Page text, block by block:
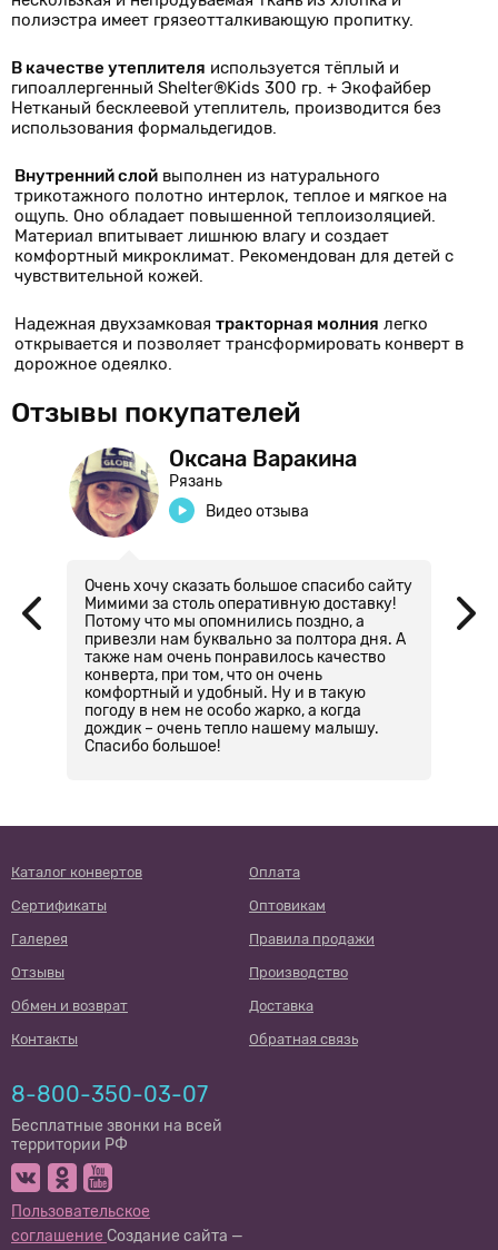
полиэстра имеет грязеотталкивающую пропитку.
В качестве утеплителя используется тёплый и
гипоаллергенный Shelter®Kids 300 гр. + Экофайбер
Нетканый бесклеевой утеплитель, производится без
использования формальдегидов.
Внутренний слой выполнен из натурального
трикотажного полотно интерлок, теплое и мягкое на
ощупь. Оно обладает повышенной теплоизоляцией.
Материал впитывает лишнюю влагу и создает
комфортный микроклимат. Рекомендован для детей с
чувствительной кожей.
Надежная двухзамковая тракторная молния легко
открывается и позволяет трансформировать конверт в
дорожное одеялко.
Отзывы покупателей
Оксана Варакина
Рязань
Видео отзыва
Очень хочу сказать большое спасибо сайту
Мимими за столь оперативную доставку!
Потому что мы опомнились поздно, а
привезли нам буквально за полтора дня. А
также нам очень понравилось качество
конверта, при том, что он очень
комфортный и удобный. Ну и в такую
погоду в нем не особо жарко, а когда
дождик – очень тепло нашему малышу.
Спасибо большое!
Каталог конвертов
Оплата
Сертификаты
Оптовикам
Галерея
Правила продажи
Отзывы
Производство
Обмен и возврат
Доставка
Контакты
Обратная связь
8-800-350-03-07
Бесплатные звонки на всей
территории РФ
Пользовательское
соглашение Создание сайта —